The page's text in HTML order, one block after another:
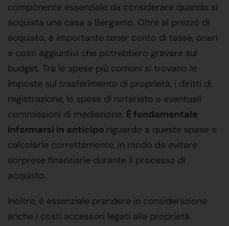
componente essenziale da considerare quando si
acquista una casa a Bergamo. Oltre al prezzo di
acquisto, è importante tener conto di tasse, oneri
e costi aggiuntivi che potrebbero gravare sul
budget. Tra le spese più comuni si trovano le
imposte sul trasferimento di proprietà, i diritti di
registrazione, le spese di notariato e eventuali
commissioni di mediazione. È fondamentale
informarsi in anticipo riguardo a queste spese e
calcolarle correttamente, in modo da evitare
sorprese finanziarie durante il processo di
acquisto.
Inoltre, è essenziale prendere in considerazione
anche i costi accessori legati alla proprietà